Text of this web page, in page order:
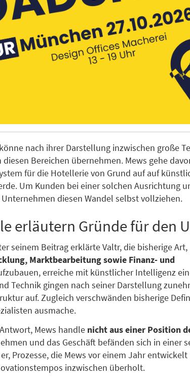
nach ihrer Darstellung inzwischen große
Bereichen übernehmen. Mews gehe
für die Hotellerie von Grund auf auf
Um Kunden bei einer solchen Ausrichtung
diesen Wandel selbst vollziehen.
erläutern Gründe für den
seinem Beitrag erklärte Valtr, die bisherige Art,
Marktbearbeitung sowie Finanz- und
erreiche mit künstlicher Intelligenz
Technik gingen nach seiner Darstellung
auf. Zugleich verschwänden bisherige
ausmache.
Mews handle nicht aus einer Position
und das Geschäft befänden sich in einer
Prozesse, die Mews vor einem Jahr entwickelt
inzwischen überholt.